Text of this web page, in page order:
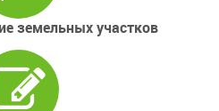
земельных участков